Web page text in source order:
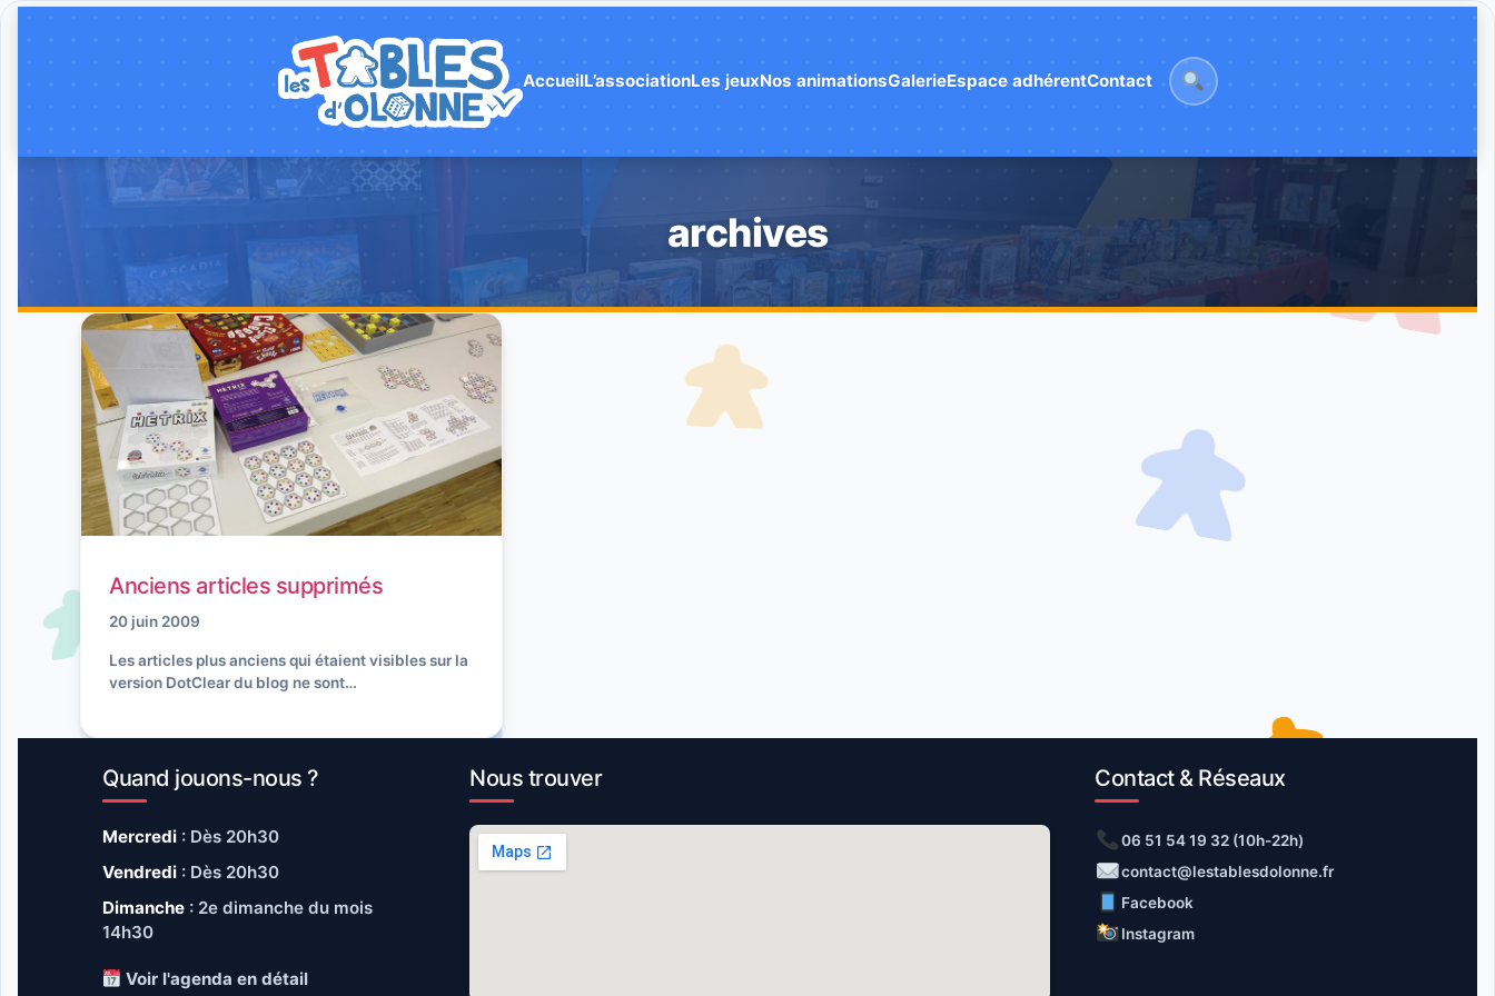
AccueilL’associationLes jeuxNos animationsGalerieEspace adhérentContact
archives
Anciens articles supprimés
20 juin 2009
Les articles plus anciens qui étaient visibles sur la
version DotClear du blog ne sont…
Quand jouons-nous ?
Mercredi : Dès 20h30
Vendredi : Dès 20h30
Dimanche : 2e dimanche du mois
14h30
Voir l'agenda en détail
Nous trouver Contact & Réseaux
06 51 54 19 32 (10h-22h)
contact@lestablesdolonne.fr
Facebook
Instagram